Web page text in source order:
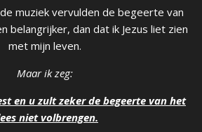
muziek vervulden de begeerte van
belangrijker, dan dat ik Jezus liet zien
met mijn leven.
Maar ik zeg:
en u zult zeker de begeerte van het
niet volbrengen.